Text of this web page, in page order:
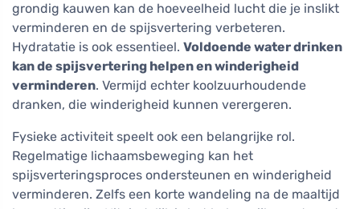
grondig kauwen kan de hoeveelheid lucht die je inslikt
verminderen en de spijsvertering verbeteren.
Hydratatie is ook essentieel. Voldoende water drinken
kan de spijsvertering helpen en winderigheid
verminderen. Vermijd echter koolzuurhoudende
dranken, die winderigheid kunnen verergeren.
Fysieke activiteit speelt ook een belangrijke rol.
Regelmatige lichaamsbeweging kan het
spijsverteringsproces ondersteunen en winderigheid
verminderen. Zelfs een korte wandeling na de maaltijd